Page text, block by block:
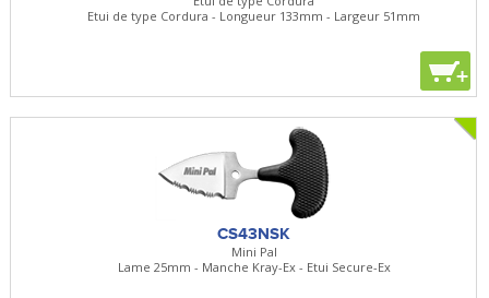
Etui de type Cordura - Longueur 133mm - Largeur 51mm
+
CS43NSK
Mini Pal
Lame 25mm - Manche Kray-Ex - Etui Secure-Ex